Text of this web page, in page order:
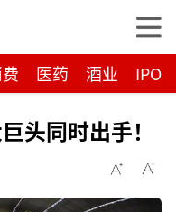
医药 酒业 IPO
头同时出手！